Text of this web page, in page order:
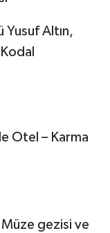
Yusuf Altın,
Otel – Karma
gezisi ve